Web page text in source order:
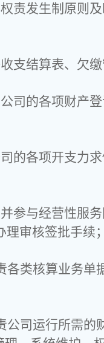
责发生制原则
支结算表、欠
司的各项财产
的各项开支力
参与经营性服
审核签批手续；
各类核算业务单
公司运行所需的